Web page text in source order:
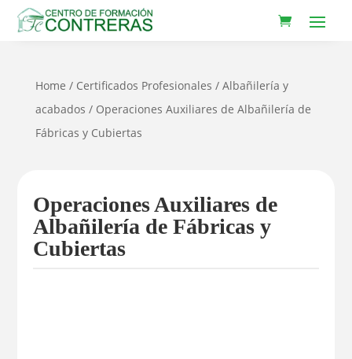
Home / Certificados Profesionales / Albañilería y
acabados / Operaciones Auxiliares de Albañilería de
Fábricas y Cubiertas
Operaciones Auxiliares de
Albañilería de Fábricas y
Cubiertas